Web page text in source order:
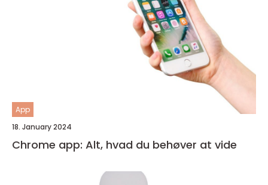
App
18. January 2024
Chrome app: Alt, hvad du behøver at vide